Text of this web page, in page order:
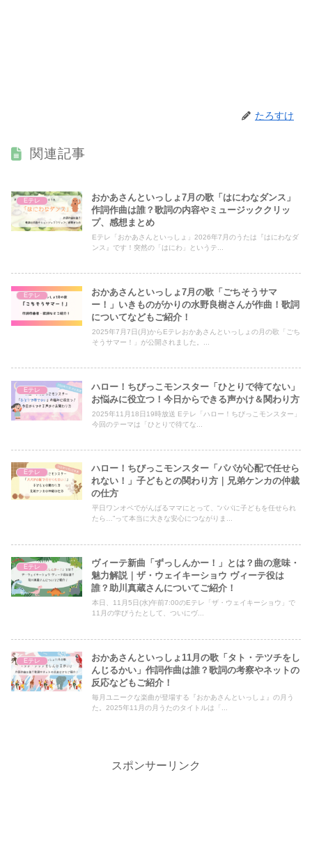
たろすけ
関連記事
Eテレ
おかあさんといっしょ7月の歌「はにわなダンス」
作詞作曲は誰？歌詞の内容やミュージッククリッ
プ、感想まとめ
Eテレ「おかあさんといっしょ」2026年7月のうたは『はにわなダ
ンス』です！突然の「はにわ」というテ...
Eテレ
おかあさんといっしょ7月の歌「ごちそうサマ
ー！」いきものがかりの水野良樹さんが作曲！歌詞
についてなどもご紹介！
2025年7月7日(月)からEテレおかあさんといっしょの月の歌「ごち
そうサマー！」が公開されました。...
Eテレ
ハロー！ちびっこモンスター「ひとりで待てない」
お悩みに役立つ！今日からできる声かけ＆関わり方
2025年11月18日19時放送 Eテレ「ハロー！ちびっこモンスター」
今回のテーマは「ひとりで待てな...
Eテレ
ハロー！ちびっこモンスター「パパが心配で任せら
れない！」子どもとの関わり方｜兄弟ケンカの仲裁
の仕方
平日ワンオペでがんばるママにとって、“パパに子どもを任せられ
たら…”って本当に大きな安心につながりま...
Eテレ
ヴィーテ新曲「ずっしんかー！」とは？曲の意味・
魅力解説｜ザ・ウェイキーショウ ヴィーテ役は
誰？助川真蔵さんについてご紹介！
本日、11月5日(水)午前7:00のEテレ「ザ・ウェイキーショウ」で
11月の学びうたとして、ついにヴ...
Eテレ
おかあさんといっしょ11月の歌「タト・テツチをし
んじるかい」作詞作曲は誰？歌詞の考察やネットの
反応などもご紹介！
毎月ユニークな楽曲が登場する『おかあさんといっしょ』の月う
た。2025年11月の月うたのタイトルは「...
スポンサーリンク